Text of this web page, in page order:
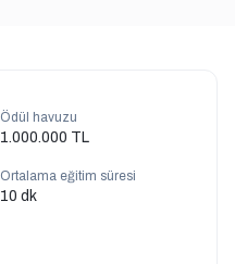
Ödül havuzu
1.000.000 TL
Ortalama eğitim süresi
10 dk